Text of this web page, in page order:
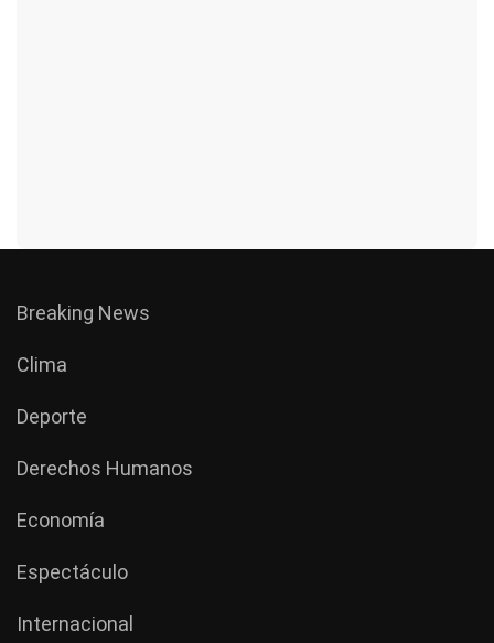
Breaking News
Clima
Deporte
Derechos Humanos
Economía
Espectáculo
Internacional